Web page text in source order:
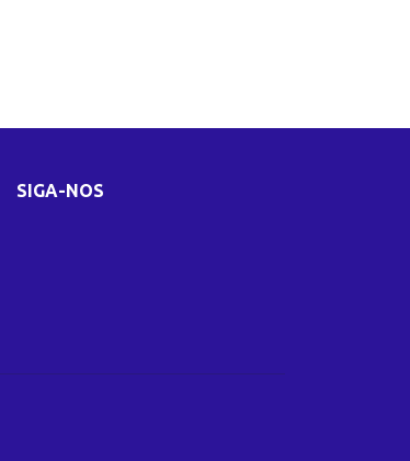
SIGA-NOS